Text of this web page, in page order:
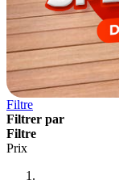
Filtre
Filtrer par
Filtre
Prix